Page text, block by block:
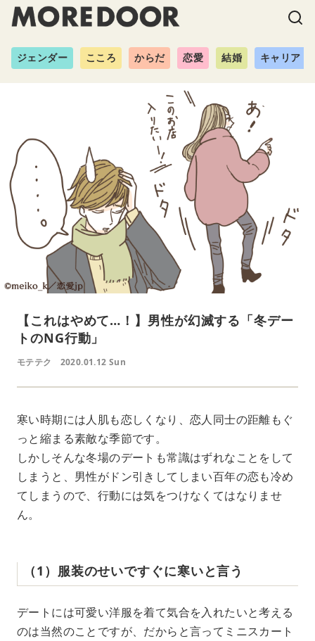
ジェンダー こころ からだ 恋愛 結婚 キャリア
【これはやめて…！】男性が幻滅する「冬デー
トのNG行動」
モテテク 2020.01.12 Sun
寒い時期には人肌も恋しくなり、恋人同士の距離もぐ
っと縮まる素敵な季節です。
しかしそんな冬場のデートも常識はずれなことをして
しまうと、男性がドン引きしてしまい百年の恋も冷め
てしまうので、行動には気をつけなくてはなりませ
ん。
（1）服装のせいですぐに寒いと言う
デートには可愛い洋服を着て気合を入れたいと考える
のは当然のことですが、だからと言ってミニスカート